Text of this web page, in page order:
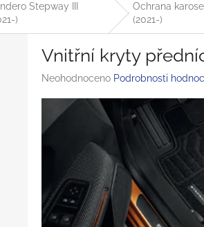
Stepway III
)
Ochrana
(2021-)
Vnitřní kryty
Průměrné
produktu
0,0
hvězdiček.
Neohodnoceno Podrobnosti